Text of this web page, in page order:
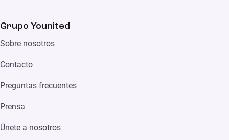
Grupo Younited
Sobre nosotros
Contacto
Preguntas frecuentes
Prensa
Únete a nosotros